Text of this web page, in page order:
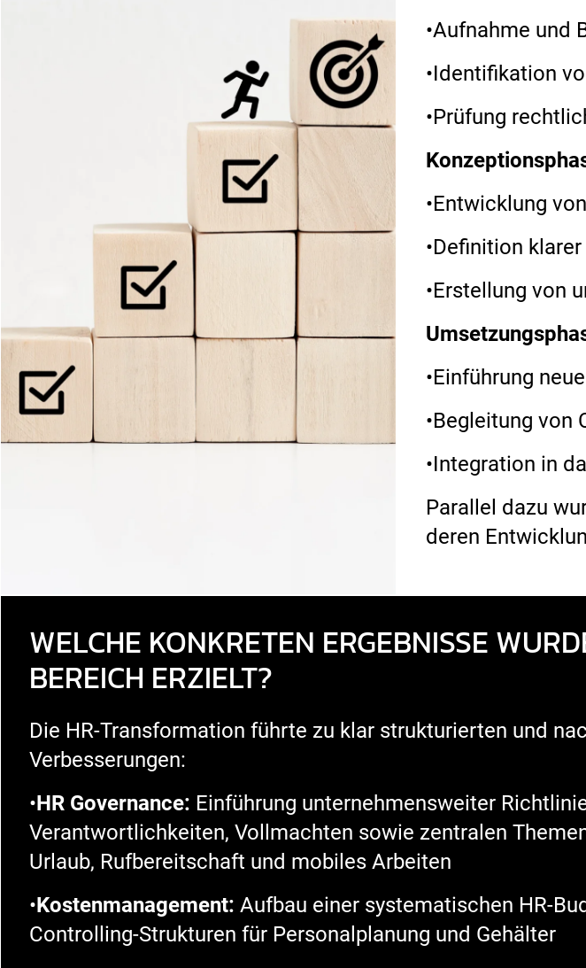
•Aufnahme und
•Identifikation
•Prüfung
•Entwicklung von
•Definition
•Erstellung von
•Einführung
•Begleitung von
•Integration in
Parallel dazu
deren
WELCHE KONKRETEN ERGEBNISSE
BEREICH ERZIELT?
Die HR-Transformation führte zu klar strukturierten und
Verbesserungen:
•HR Governance: Einführung unternehmensweiter
Verantwortlichkeiten, Vollmachten sowie zentralen
Urlaub, Rufbereitschaft und mobiles Arbeiten
•Kostenmanagement: Aufbau einer systematischen HR-
Controlling-Strukturen für Personalplanung und Gehälter